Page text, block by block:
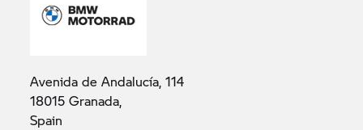
Avenida de Andalucía, 114
18015 Granada,
Spain